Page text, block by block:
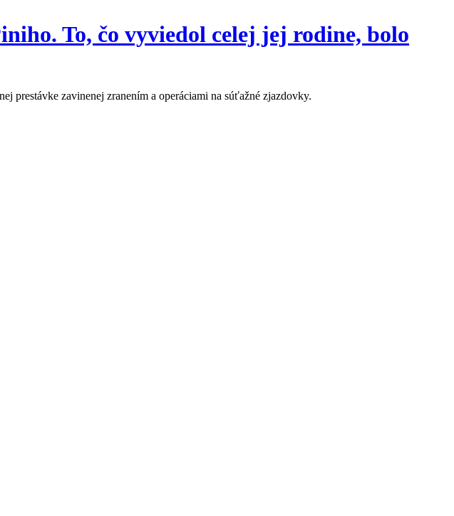
To, čo vyviedol celej jej rodine, bolo
prestávke zavinenej zranením a operáciami na súťažné zjazdovky.